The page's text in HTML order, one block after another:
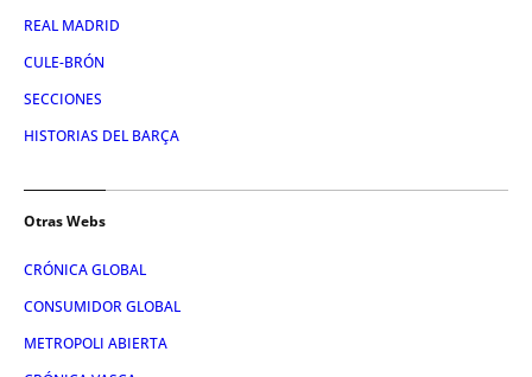
REAL MADRID
CULE-BRÓN
SECCIONES
HISTORIAS DEL BARÇA
Otras Webs
CRÓNICA GLOBAL
CONSUMIDOR GLOBAL
METROPOLI ABIERTA